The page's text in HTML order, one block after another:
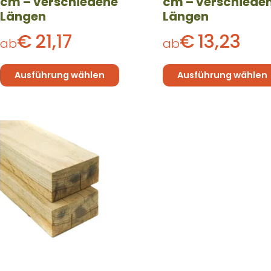
Längen
ab€21,17
Ausführung wählen
werden
Längen
ab€13,23
Ausführung wählen
werden
Dieses
Produkt
weist
mehrere
Varianten
auf.
Optionen